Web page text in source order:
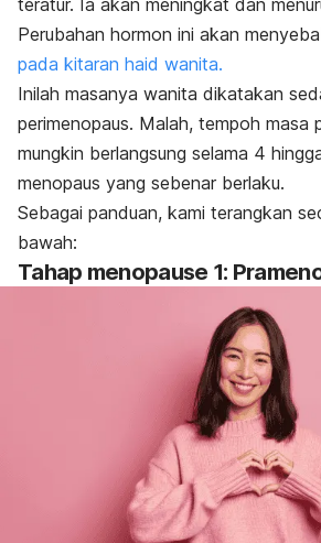
teratur. Ia akan meningkat dan
Perubahan hormon ini akan
pada kitaran haid wanita.
Inilah masanya wanita dikatakan
perimenopaus. Malah, tempoh masa
mungkin berlangsung selama 4
menopaus yang sebenar berlaku.
Sebagai panduan, kami terangkan
bawah:
Tahap menopause 1: